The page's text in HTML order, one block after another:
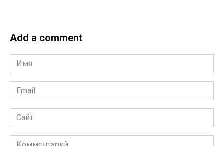
Add a comment
Имя
*
Email
*
Сайт
Комментарий